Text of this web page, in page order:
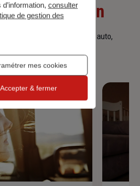
une simulation
tarifaire d'assurance, auto,
consulter
de gestion des
mes cookies
Accepter & fermer